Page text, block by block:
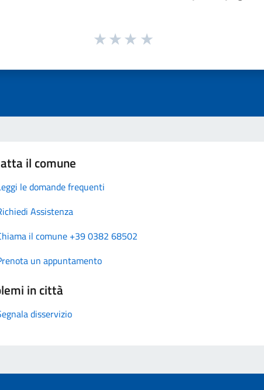
il comune
le domande frequenti
Assistenza
il comune +39 0382 68502
un appuntamento
in città
disservizio